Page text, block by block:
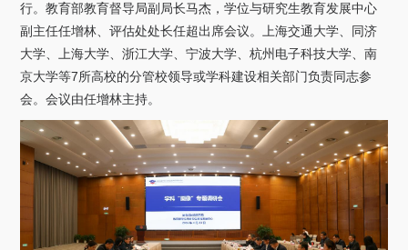
专项工作
信息公开
关于我们
选择身份
行。教育部教育督导局副局长马杰，学位与研究生教育发展中心
副主任任增林、评估处处长任超出席会议。上海交通大学、同济
大学、上海大学、浙江大学、宁波大学、杭州电子科技大学、南
京大学等7所高校的分管校领导或学科建设相关部门负责同志参
会。会议由任增林主持。